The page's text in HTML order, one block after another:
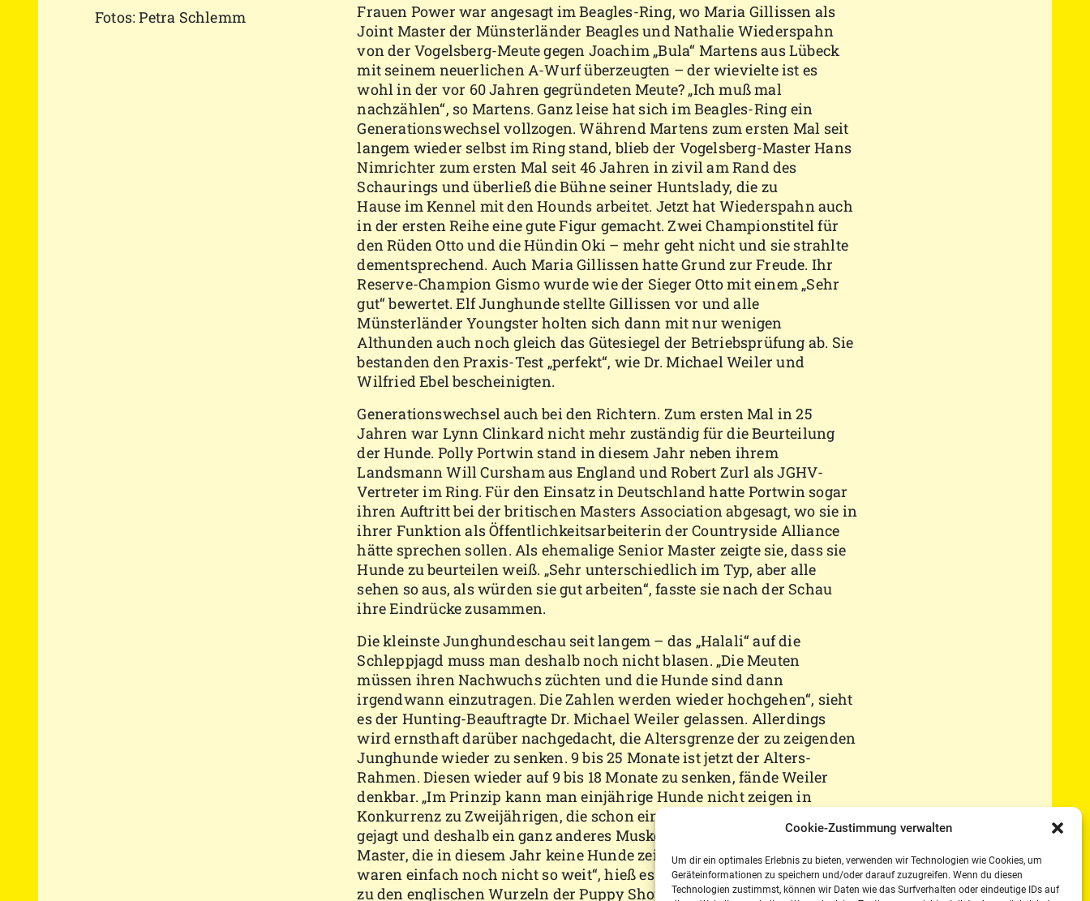
Cookie-Zustimmung verwalten
Um dir ein optimales Erlebnis zu bieten, verwenden wir Technologien wie Cookies, um
Geräteinformationen zu speichern und/oder darauf zuzugreifen. Wenn du diesen
Technologien zustimmst, können wir Daten wie das Surfverhalten oder eindeutige IDs auf
Fotos: Petra Schlemm
Frauen Power war angesagt im Beagles-Ring, wo Maria Gillissen als
Joint Master der Münsterländer Beagles und Nathalie Wiederspahn
von der Vogelsberg-Meute gegen Joachim „Bula“ Martens aus Lübeck
mit seinem neuerlichen A-Wurf überzeugten – der wievielte ist es
wohl in der vor 60 Jahren gegründeten Meute? „Ich muß mal
nachzählen“, so Martens. Ganz leise hat sich im Beagles-Ring ein
Generationswechsel vollzogen. Während Martens zum ersten Mal seit
langem wieder selbst im Ring stand, blieb der Vogelsberg-Master Hans
Nimrichter zum ersten Mal seit 46 Jahren in zivil am Rand des
Schaurings und überließ die Bühne seiner Huntslady, die zu
Hause im Kennel mit den Hounds arbeitet. Jetzt hat Wiederspahn auch
in der ersten Reihe eine gute Figur gemacht. Zwei Championstitel für
den Rüden Otto und die Hündin Oki – mehr geht nicht und sie strahlte
dementsprechend. Auch Maria Gillissen hatte Grund zur Freude. Ihr
Reserve-Champion Gismo wurde wie der Sieger Otto mit einem „Sehr
gut“ bewertet. Elf Junghunde stellte Gillissen vor und alle
Münsterländer Youngster holten sich dann mit nur wenigen
Althunden auch noch gleich das Gütesiegel der Betriebsprüfung ab. Sie
bestanden den Praxis-Test „perfekt“, wie Dr. Michael Weiler und
Wilfried Ebel bescheinigten.
Generationswechsel auch bei den Richtern. Zum ersten Mal in 25
Jahren war Lynn Clinkard nicht mehr zuständig für die Beurteilung
der Hunde. Polly Portwin stand in diesem Jahr neben ihrem
Landsmann Will Cursham aus England und Robert Zurl als JGHV-
Vertreter im Ring. Für den Einsatz in Deutschland hatte Portwin sogar
ihren Auftritt bei der britischen Masters Association abgesagt, wo sie in
ihrer Funktion als Öffentlichkeitsarbeiterin der Countryside Alliance
hätte sprechen sollen. Als ehemalige Senior Master zeigte sie, dass sie
Hunde zu beurteilen weiß. „Sehr unterschiedlich im Typ, aber alle
sehen so aus, als würden sie gut arbeiten“, fasste sie nach der Schau
ihre Eindrücke zusammen.
Die kleinste Junghundeschau seit langem – das „Halali“ auf die
Schleppjagd muss man deshalb noch nicht blasen. „Die Meuten
müssen ihren Nachwuchs züchten und die Hunde sind dann
irgendwann einzutragen. Die Zahlen werden wieder hochgehen“, sieht
es der Hunting-Beauftragte Dr. Michael Weiler gelassen. Allerdings
wird ernsthaft darüber nachgedacht, die Altersgrenze der zu zeigenden
Junghunde wieder zu senken. 9 bis 25 Monate ist jetzt der Alters-
Rahmen. Diesen wieder auf 9 bis 18 Monate zu senken, fände Weiler
denkbar. „Im Prinzip kann man einjährige Hunde nicht zeigen in
Konkurrenz zu Zweijährigen, die schon eine ganze Saison
gejagt und deshalb ein ganz anderes Muskelbild haben.“ Das sahen die
Master, die in diesem Jahr keine Hunde zeigten, offenbar genauso. „Die
waren einfach noch nicht so weit“, hieß es übereinstimmend. Zurück
zu den englischen Wurzeln der Puppy Show wird demnach der Weg